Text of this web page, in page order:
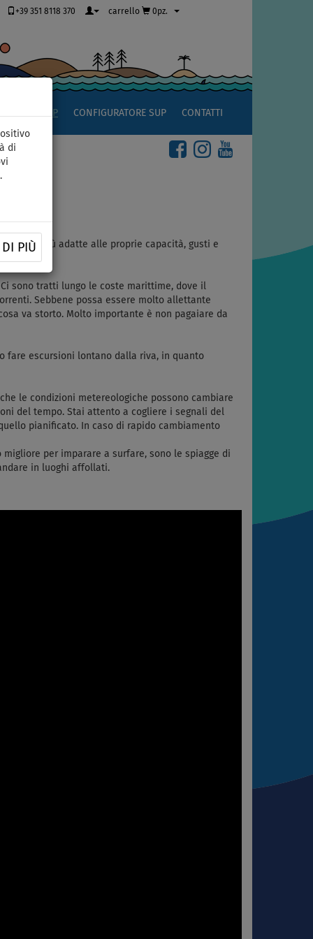
di
DI PIÙ
+39 351 8118 370 carrello 0pz.
AL SUP CONFIGURATORE SUP CONTATTI
più adatte alle proprie capacità, gusti e
sono tratti lungo le coste marittime, dove il
Sebbene possa essere molto allettante
va storto. Molto importante è non pagaiare da
fare escursioni lontano dalla riva, in quanto
le condizioni metereologiche possono cambiare
del tempo. Stai attento a cogliere i segnali del
pianificato. In caso di rapido cambiamento
per imparare a surfare, sono le spiagge di
in luoghi affollati.